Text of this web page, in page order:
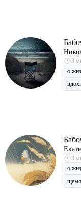
3
о
3
о